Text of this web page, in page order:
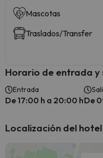
Mascotas
Traslados/Transfer
Horario de entrada y
Entrada
De 17:00 h a 20:00 hDe
Localización del hotel